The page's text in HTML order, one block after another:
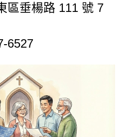
區垂楊路 111 號 7
6527